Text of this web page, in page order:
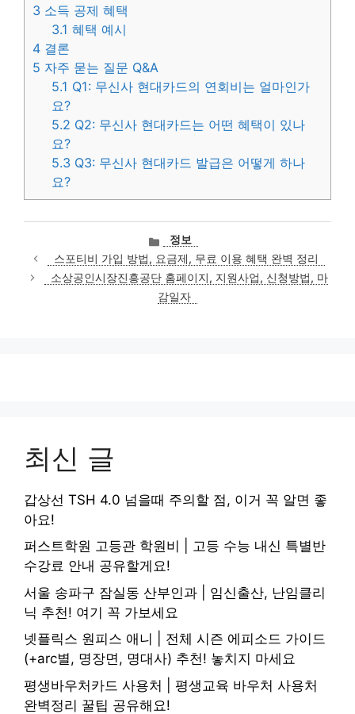
3 소득 공제 혜택
3.1 혜택 예시
4 결론
5 자주 묻는 질문 Q&A
5.1 Q1: 무신사 현대카드의 연회비는 얼마인가
요?
5.2 Q2: 무신사 현대카드는 어떤 혜택이 있나
요?
5.3 Q3: 무신사 현대카드 발급은 어떻게 하나
요?
카
테
고
리
정보
스포티비 가입 방법, 요금제, 무료 이용 혜택 완벽 정리
소상공인시장진흥공단 홈페이지, 지원사업, 신청방법, 마
감일자
최신 글
갑상선 TSH 4.0 넘을때 주의할 점, 이거 꼭 알면 좋
아요!
퍼스트학원 고등관 학원비 | 고등 수능 내신 특별반
수강료 안내 공유할게요!
서울 송파구 잠실동 산부인과 | 임신출산, 난임클리
닉 추천! 여기 꼭 가보세요
넷플릭스 원피스 애니 | 전체 시즌 에피소드 가이드
(+arc별, 명장면, 명대사) 추천! 놓치지 마세요
평생바우처카드 사용처 | 평생교육 바우처 사용처
완벽정리 꿀팁 공유해요!